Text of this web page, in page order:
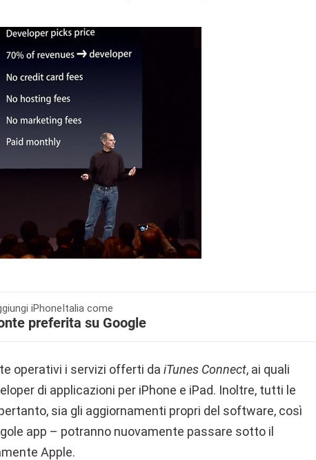
iPhoneItalia come
preferita su Google
operativi i servizi offerti da iTunes Connect, ai quali
di applicazioni per iPhone e iPad. Inoltre, tutti le
sia gli aggiornamenti propri del software, così
app – potranno nuovamente passare sotto il
Apple.